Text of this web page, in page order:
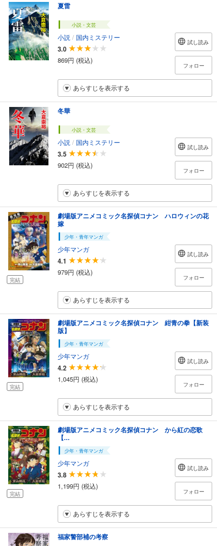
夏雷
小説・文芸
小説 / 国内ミステリー
3.0
869円 (税込)
試し読み
フォロー
あらすじを表示する
冬華
小説・文芸
小説 / 国内ミステリー
3.5
902円 (税込)
試し読み
フォロー
あらすじを表示する
完結
劇場版アニメコミック名探偵コナン ハロウィンの花
嫁
少年・青年マンガ
少年マンガ
4.1
979円 (税込)
試し読み
フォロー
あらすじを表示する
完結
劇場版アニメコミック名探偵コナン 紺青の拳【新装
版】
少年・青年マンガ
少年マンガ
4.2
1,045円 (税込)
試し読み
フォロー
あらすじを表示する
完結
劇場版アニメコミック名探偵コナン から紅の恋歌
【...
少年・青年マンガ
少年マンガ
3.8
1,199円 (税込)
試し読み
フォロー
あらすじを表示する
福家警部補の考察